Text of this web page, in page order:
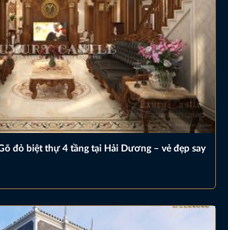
đỏ biệt thự 4 tầng tại Hải Dương – vẻ đẹp say